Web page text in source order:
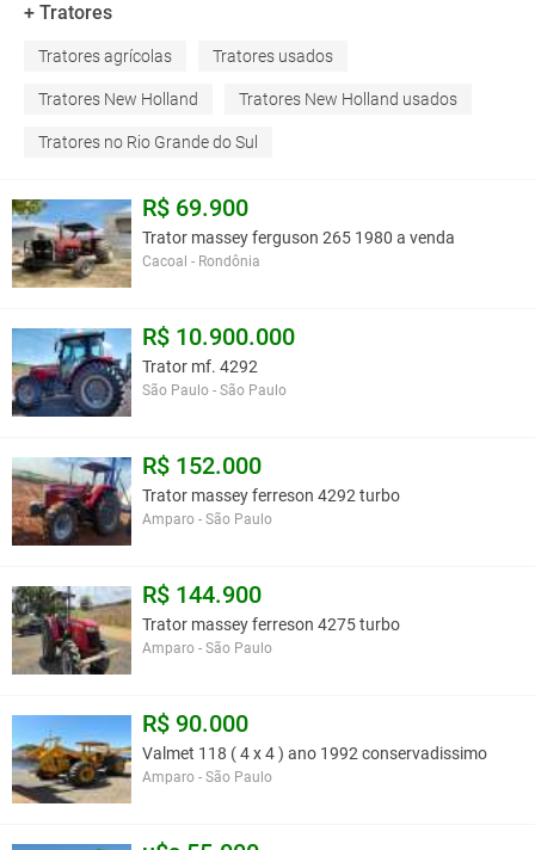
este anúncio é contra a política de Agroads?
+ Tratores
Tratores agrícolas Tratores usados
Tratores New Holland Tratores New Holland usados
Tratores no Rio Grande do Sul
R$ 69.900
Trator massey ferguson 265 1980 a venda
Cacoal - Rondônia
R$ 10.900.000
Trator mf. 4292
São Paulo - São Paulo
R$ 152.000
Trator massey ferreson 4292 turbo
Amparo - São Paulo
R$ 144.900
Trator massey ferreson 4275 turbo
Amparo - São Paulo
R$ 90.000
Valmet 118 ( 4 x 4 ) ano 1992 conservadissimo
Amparo - São Paulo